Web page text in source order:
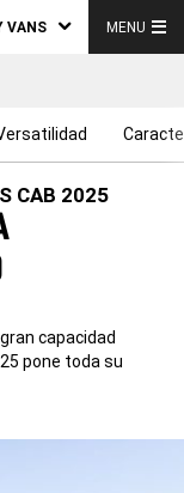
VANS MENU
CAB 2025
capacidad
pone toda su